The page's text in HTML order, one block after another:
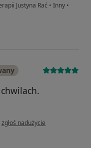
Justyna Rać • Inny •
w opinii użytkownika B
zgłoś nadużycie